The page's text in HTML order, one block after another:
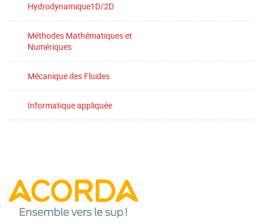
Hydrodynamique1D/2D
Méthodes Mathématiques et
Numériques
Mécanique des Fluides
Informatique appliquée